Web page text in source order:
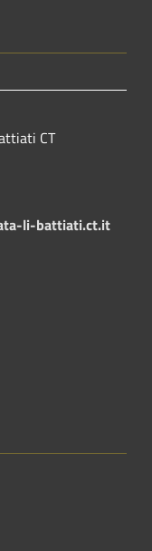
CT
li-battiati.ct.it